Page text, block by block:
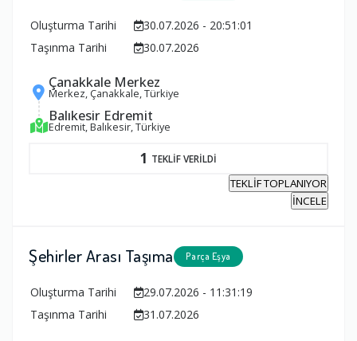
Oluşturma Tarihi
30.07.2026 - 20:51:01
Taşınma Tarihi
30.07.2026
Çanakkale Merkez
Merkez, Çanakkale, Türkiye
Balıkesir Edremit
Edremit, Balıkesir, Türkiye
1 TEKLİF VERİLDİ
TEKLİF TOPLANIYOR
İNCELE
Şehirler Arası Taşıma Parça Eşya
Oluşturma Tarihi
29.07.2026 - 11:31:19
Taşınma Tarihi
31.07.2026